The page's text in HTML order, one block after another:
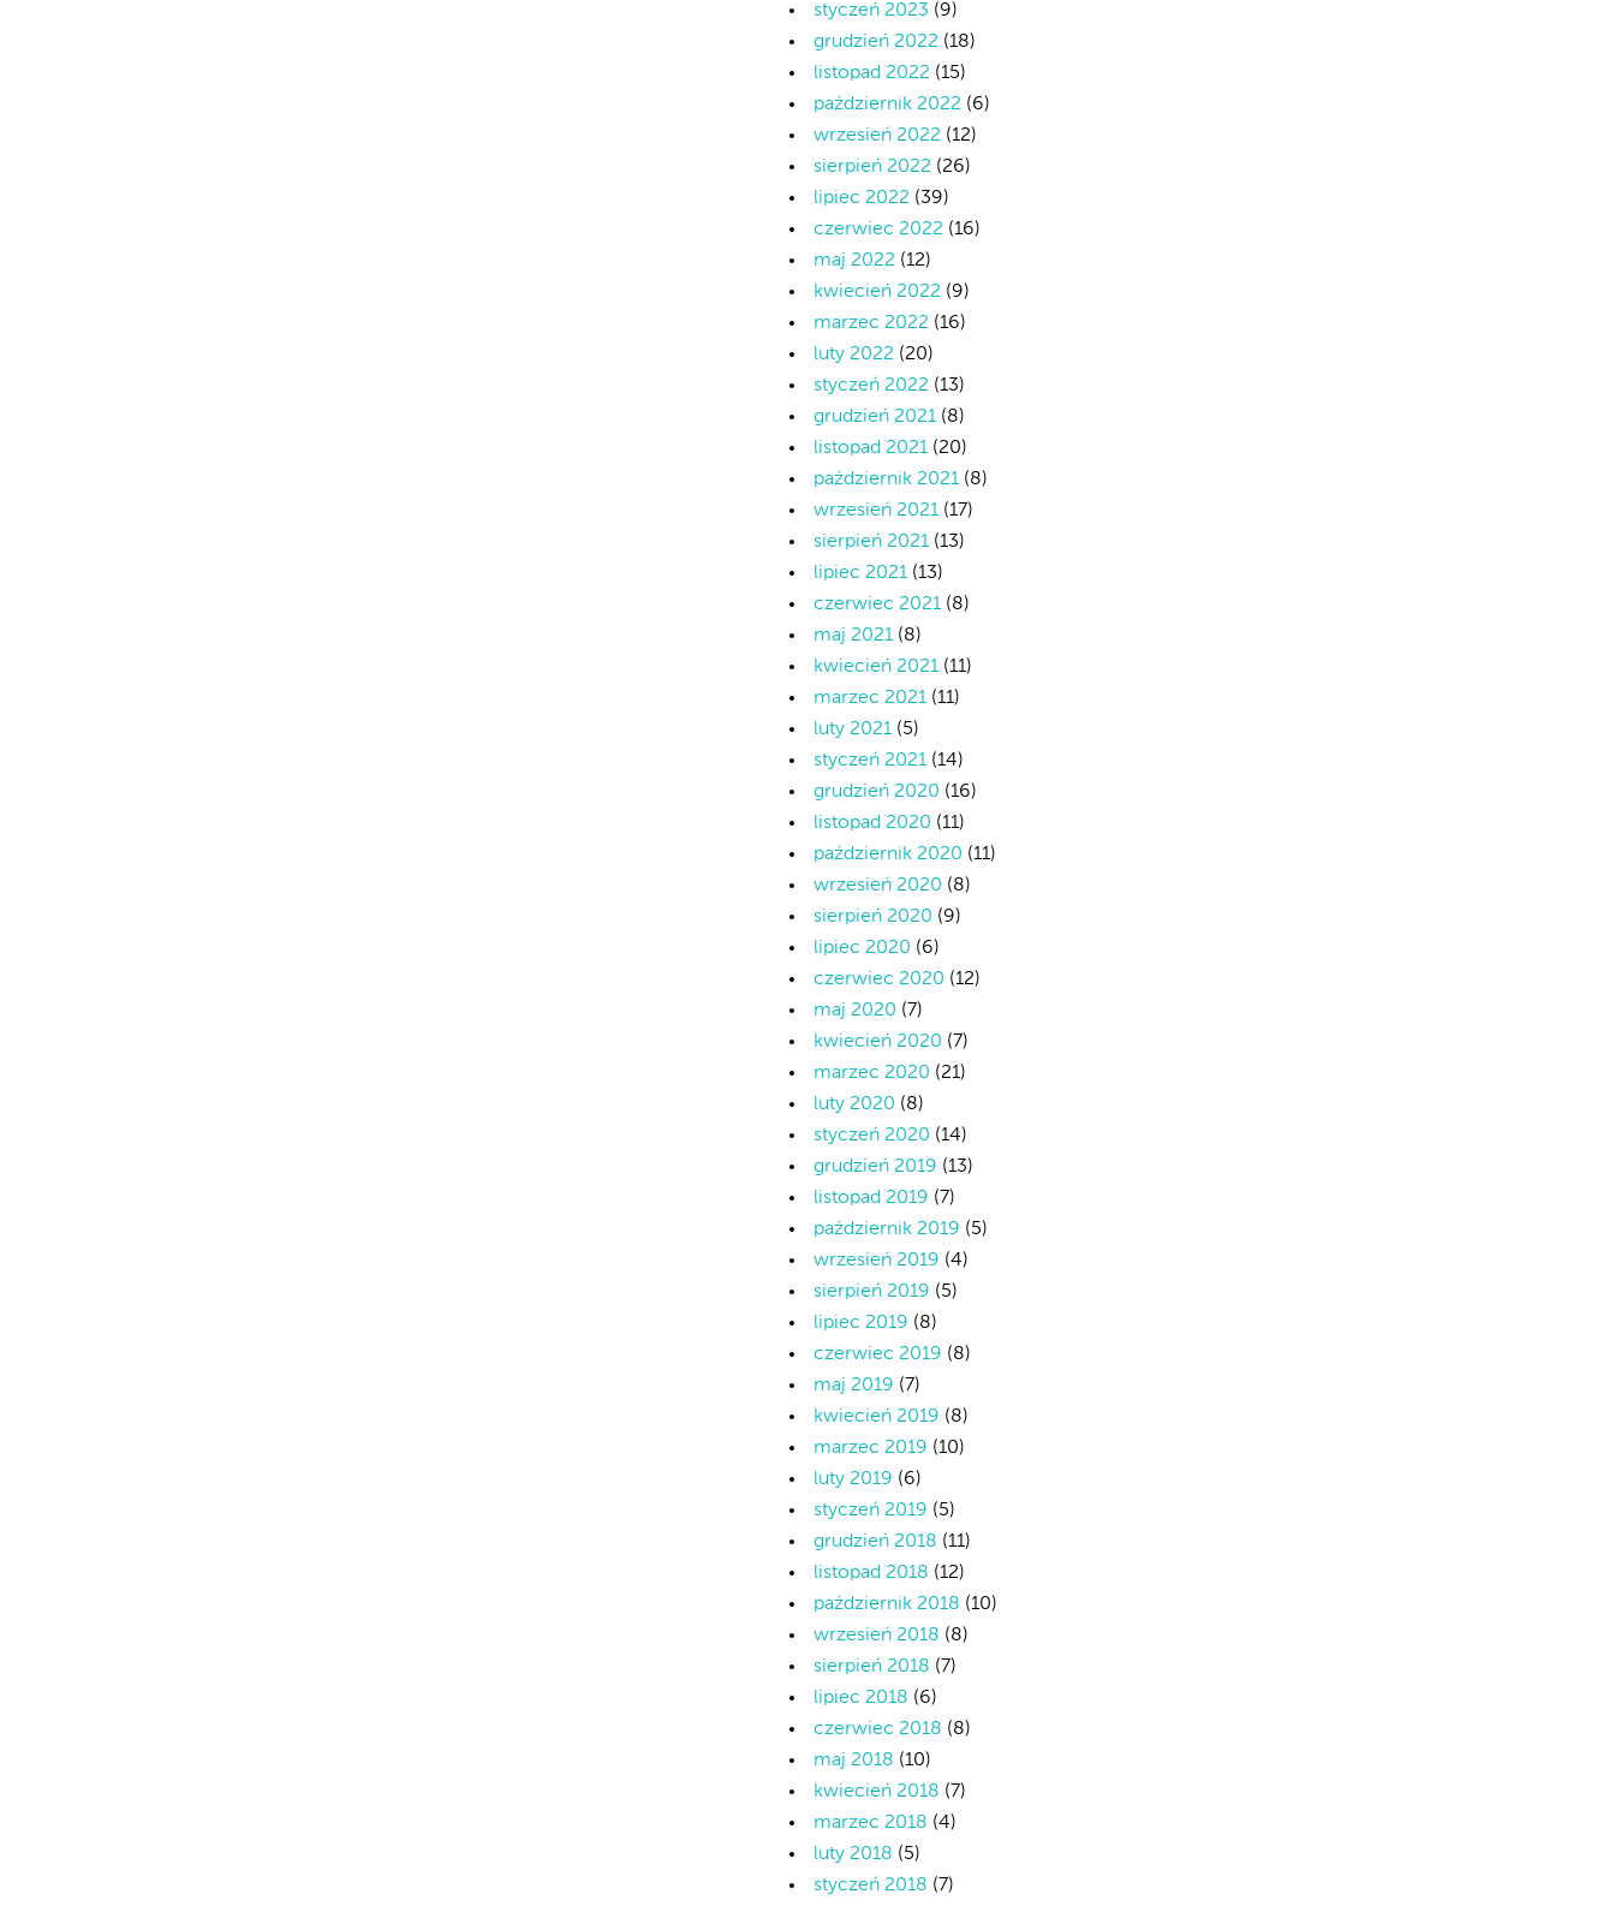
styczeń 2023 (9)
grudzień 2022 (18)
listopad 2022 (15)
październik 2022 (6)
wrzesień 2022 (12)
sierpień 2022 (26)
lipiec 2022 (39)
czerwiec 2022 (16)
maj 2022 (12)
kwiecień 2022 (9)
marzec 2022 (16)
luty 2022 (20)
styczeń 2022 (13)
grudzień 2021 (8)
listopad 2021 (20)
październik 2021 (8)
wrzesień 2021 (17)
sierpień 2021 (13)
lipiec 2021 (13)
czerwiec 2021 (8)
maj 2021 (8)
kwiecień 2021 (11)
marzec 2021 (11)
luty 2021 (5)
styczeń 2021 (14)
grudzień 2020 (16)
listopad 2020 (11)
październik 2020 (11)
wrzesień 2020 (8)
sierpień 2020 (9)
lipiec 2020 (6)
czerwiec 2020 (12)
maj 2020 (7)
kwiecień 2020 (7)
marzec 2020 (21)
luty 2020 (8)
styczeń 2020 (14)
grudzień 2019 (13)
listopad 2019 (7)
październik 2019 (5)
wrzesień 2019 (4)
sierpień 2019 (5)
lipiec 2019 (8)
czerwiec 2019 (8)
maj 2019 (7)
kwiecień 2019 (8)
marzec 2019 (10)
luty 2019 (6)
styczeń 2019 (5)
grudzień 2018 (11)
listopad 2018 (12)
październik 2018 (10)
wrzesień 2018 (8)
sierpień 2018 (7)
lipiec 2018 (6)
czerwiec 2018 (8)
maj 2018 (10)
kwiecień 2018 (7)
marzec 2018 (4)
luty 2018 (5)
styczeń 2018 (7)